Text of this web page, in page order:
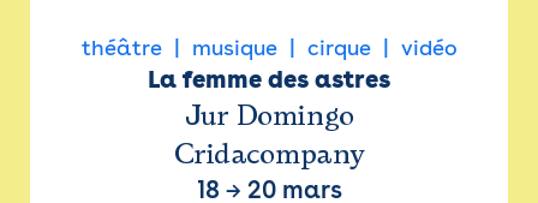
théâtre musique cirque vidéo
La femme des astres
Jur Domingo
Cridacompany
18 → 20 mars